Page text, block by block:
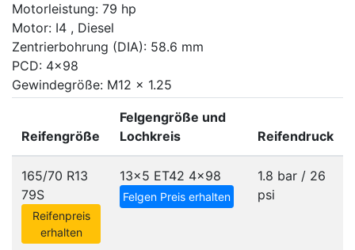
Motorleistung: 79 hp
Motor: I4 , Diesel
Zentrierbohrung (DIA): 58.6 mm
PCD: 4x98
Gewindegröße: M12 x 1.25
Reifengröße
Felgengröße und
Lochkreis
Reifendruck
165/70 R13
79S
Reifenpreis
erhalten
13x5 ET42 4x98
Felgen Preis erhalten
1.8 bar / 26
psi